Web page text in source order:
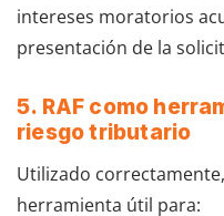
intereses moratorios
presentación de la
5. RAF como
riesgo tributario
Utilizado
herramienta útil para: